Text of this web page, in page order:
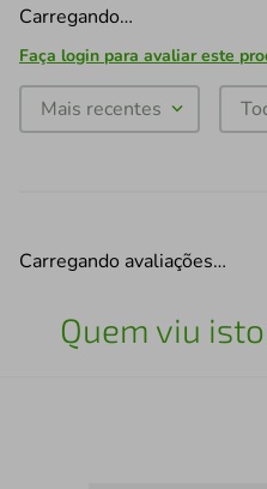
Carregando…
Faça login para avaliar este
Mais recentes
Carregando avaliações…
Quem viu